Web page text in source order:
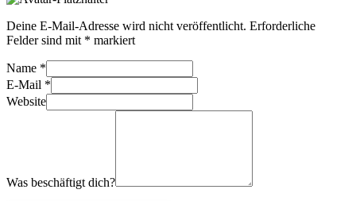
Deine E-Mail-Adresse wird nicht veröffentlicht. Erforderliche
Felder sind mit * markiert
Name *
E-Mail *
Website
Was beschäftigt dich?